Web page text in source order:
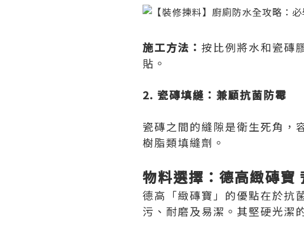
施工方法： 按比例將水和瓷磚
貼。
2. 瓷磚填縫：兼顧抗菌防霉
瓷磚之間的縫隙是衛生死角，
樹脂類填縫劑。
物料選擇：德高緻磚寶
德高「緻磚寶」的優點在於抗
污、耐磨及易潔。其堅硬光潔